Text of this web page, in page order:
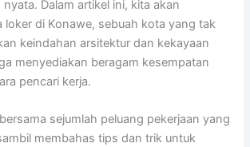
Dalam artikel ini, kita akan
loker di Konawe, sebuah kota yang tak
keindahan arsitektur dan kekayaan
menyediakan beragam kesempatan
pencari kerja.
sejumlah peluang pekerjaan yang
membahas tips dan trik untuk